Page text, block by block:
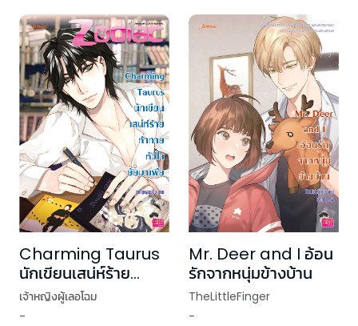
Charming Taurus
นักเขียนเสน่ห์ร้าย
ท้าทายหัวใจยัยมาเฟีย
ชุด Prince of
เจ้าหญิงผู้เลอโฉม
-
Mr. Deer and I อ้อน
รักจากหนุ่มข้างบ้าน
TheLittleFinger
-